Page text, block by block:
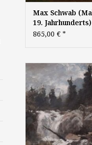
Max Schwab
19.
Gemälde
süddeutsche
865,00 € *
Gustav
Bechtolsheim
"Wasserfall im
Oberland", Öl auf
68,5 x 42 cm,